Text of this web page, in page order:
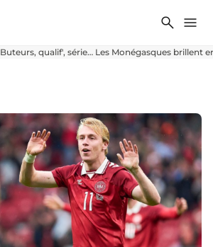
Buteurs, qualif', série… Les Monégasques brillent